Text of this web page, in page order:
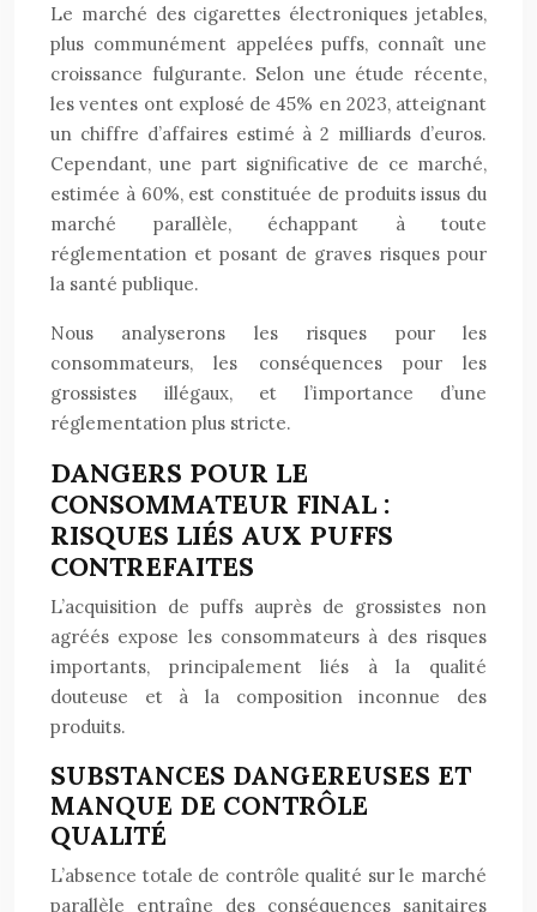
Le marché des cigarettes électroniques jetables,
plus communément appelées puffs, connaît une
croissance fulgurante. Selon une étude récente,
les ventes ont explosé de 45% en 2023, atteignant
un chiffre d’affaires estimé à 2 milliards d’euros.
Cependant, une part significative de ce marché,
estimée à 60%, est constituée de produits issus du
marché parallèle, échappant à toute
réglementation et posant de graves risques pour
la santé publique.
Nous analyserons les risques pour les
consommateurs, les conséquences pour les
grossistes illégaux, et l’importance d’une
réglementation plus stricte.
DANGERS POUR LE
CONSOMMATEUR FINAL :
RISQUES LIÉS AUX PUFFS
CONTREFAITES
L’acquisition de puffs auprès de grossistes non
agréés expose les consommateurs à des risques
importants, principalement liés à la qualité
douteuse et à la composition inconnue des
produits.
SUBSTANCES DANGEREUSES ET
MANQUE DE CONTRÔLE
QUALITÉ
L’absence totale de contrôle qualité sur le marché
parallèle entraîne des conséquences sanitaires